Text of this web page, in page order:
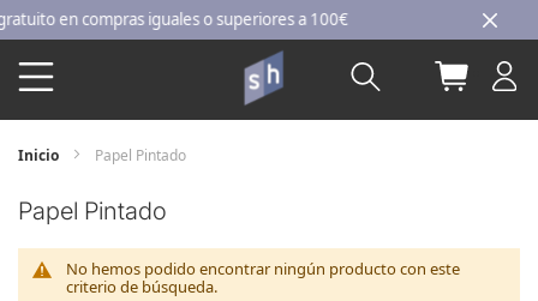
Ir
al
contenido
en compras iguales o superiores a 100€
Buscar Mi
Inicio Papel Pintado
Papel Pintado
No hemos podido encontrar ningún producto con este
criterio de búsqueda.